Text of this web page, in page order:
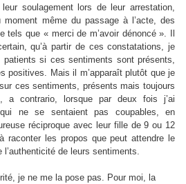
soulagement lors de leur arrestation,
même du passage à l’acte, des
tels que « merci de m’avoir dénoncé ». Il
qu’à partir de ces constatations, je
si ces sentiments sont présents,
positives. Mais il m’apparaît plutôt que je
ces sentiments, présents mais toujours
a contrario, lorsque par deux fois j’ai
ne se sentaient pas coupables, en
réciproque avec leur fille de 9 ou 12
raconter les propos que peut attendre le
de leurs sentiments.
je ne me la pose pas. Pour moi, la